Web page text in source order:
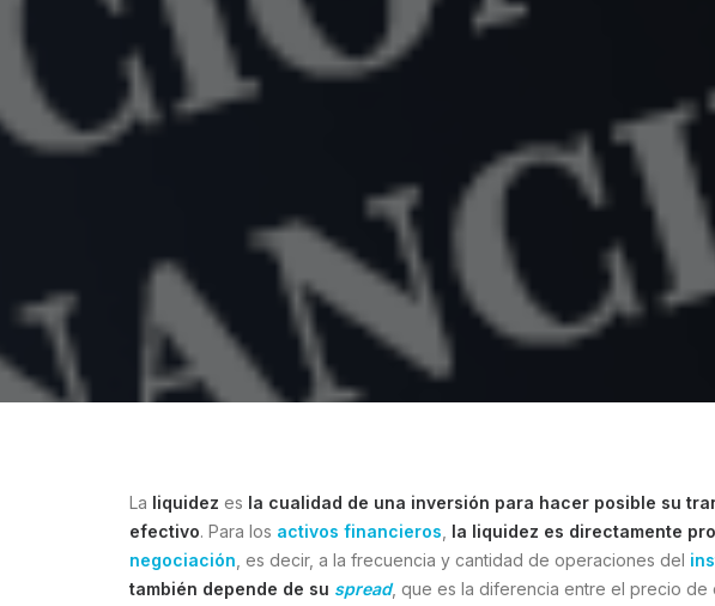
La liquidez es la cualidad de una inversión para hacer posible su
efectivo. Para los activos financieros la liquidez es directamente
negociación , es decir, a la frecuencia y cantidad de operaciones del
también depende de su spread, que es la diferencia entre el precio de